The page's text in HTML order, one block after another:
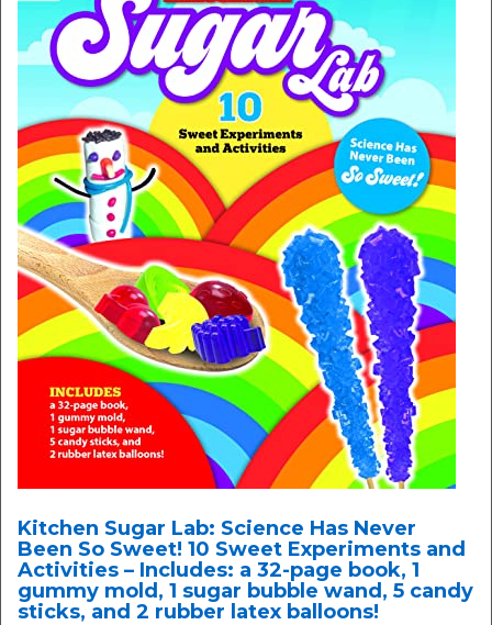
Kitchen Sugar Lab: Science Has Never
Been So Sweet! 10 Sweet Experiments and
Activities – Includes: a 32-page book, 1
gummy mold, 1 sugar bubble wand, 5 candy
sticks, and 2 rubber latex balloons!